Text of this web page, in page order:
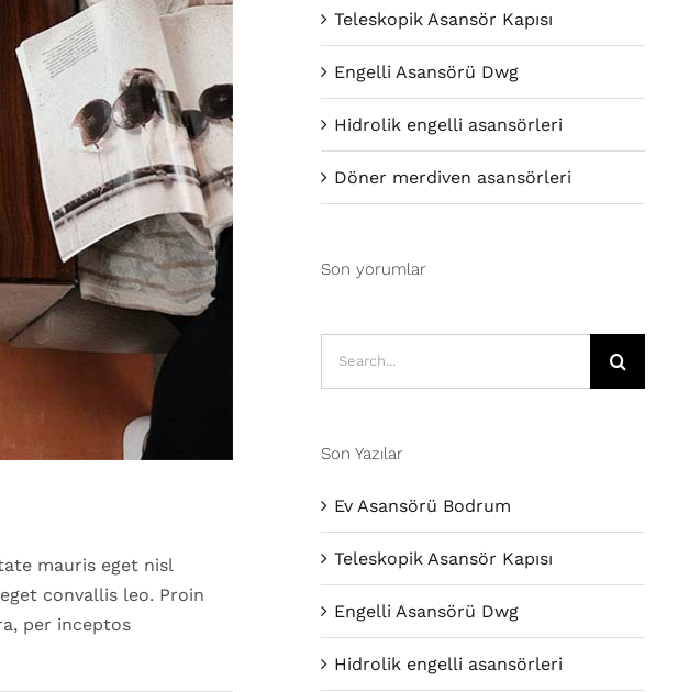
mauris eget nisl
convallis leo. Proin
per inceptos
Teleskopik Asansör Kapısı
Engelli Asansörü Dwg
Hidrolik engelli asansörleri
Döner merdiven asansörleri
Son yorumlar
Son Yazılar
Ev Asansörü Bodrum
Teleskopik Asansör Kapısı
Engelli Asansörü Dwg
Hidrolik engelli asansörleri